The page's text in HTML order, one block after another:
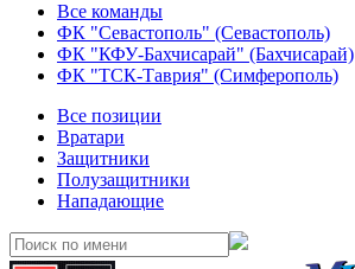
Все команды
ФК "Севастополь" (Севастополь)
ФК "КФУ-Бахчисарай" (Бахчисарай)
ФК "ТСК-Таврия" (Симферополь)
Все позиции
Вратари
Защитники
Полузащитники
Нападающие